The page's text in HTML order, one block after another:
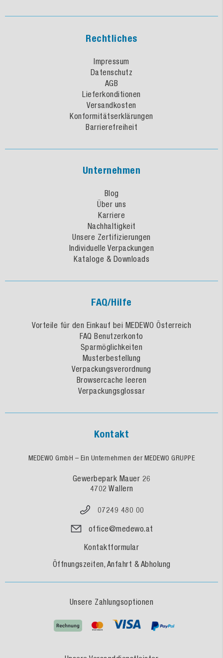
Rechtliches
Impressum
Datenschutz
AGB
Lieferkonditionen
Versandkosten
Konformitätserklärungen
Barrierefreiheit
Unternehmen
Blog
Über uns
Karriere
Nachhaltigkeit
Unsere Zertifizierungen
Individuelle Verpackungen
Kataloge & Downloads
FAQ/Hilfe
Vorteile für den Einkauf bei MEDEWO Österreich
FAQ Benutzerkonto
Sparmöglichkeiten
Musterbestellung
Verpackungsverordnung
Browsercache leeren
Verpackungsglossar
Kontakt
MEDEWO GmbH – Ein Unternehmen der MEDEWO GRUPPE
Gewerbepark Mauer 26
4702 Wallern
07249 480 00
office@medewo.at
Kontaktformular
Öffnungszeiten, Anfahrt & Abholung
Unsere Zahlungsoptionen